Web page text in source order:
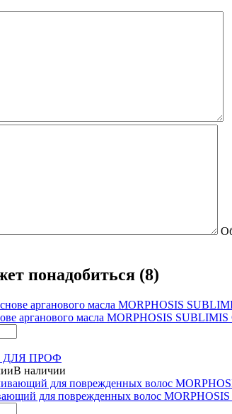
понадобиться (8)
арганового масла MORPHOSIS
ПРОФ
В наличии
для поврежденных волос